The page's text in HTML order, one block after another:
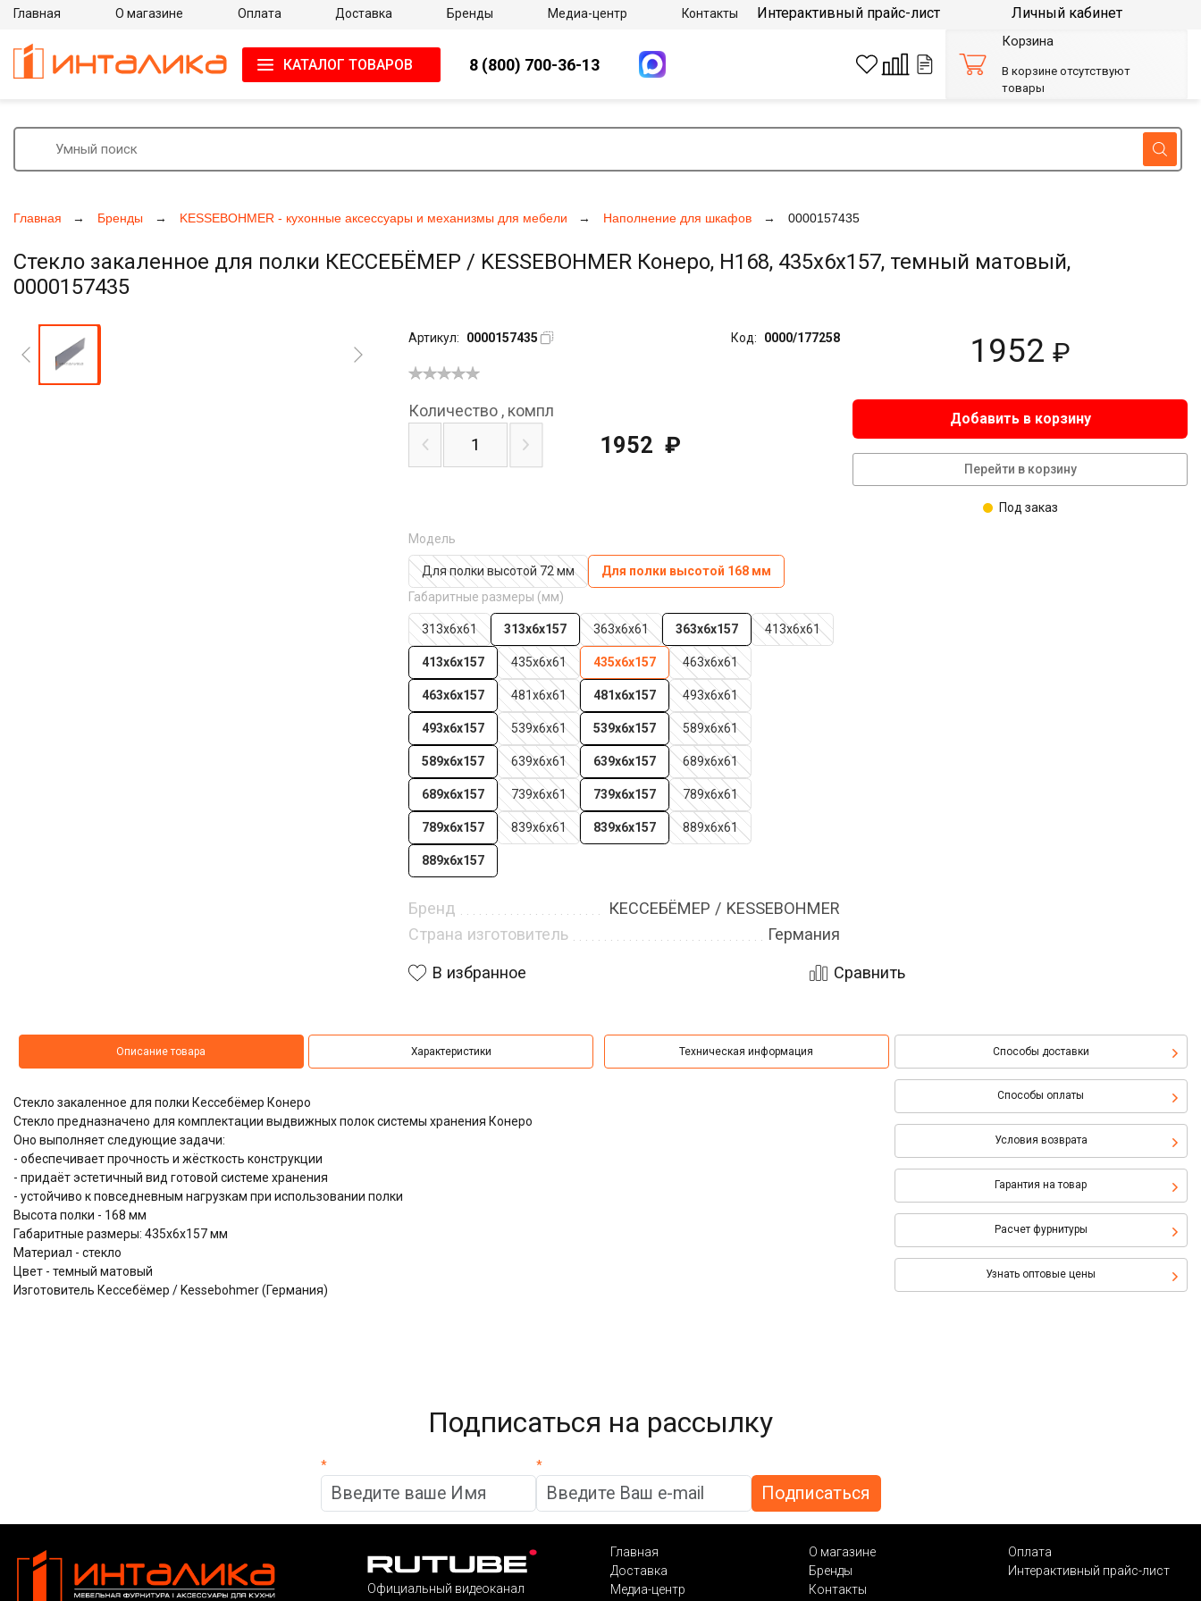
Главная Бренды KESSEBOHMER - кухонные аксессуары и механизмы для мебели Наполнение для шкафов 0000157435
Стекло закаленное для полки КЕССЕБЁМЕР / KESSEBOHMER Конеро, H168, 435х6х157, темный матовый,
0000157435
Артикул: 0000157435 Код: 0000/177258 1952 ₽
Модель
Для полки высотой 72 мм
Для полки высотой 168 мм
Габаритные размеры (мм)
313х6х61 313х6х157 363х6х61 363х6х157 413х6х61
413х6х157 435х6х61 435х6х157 463х6х61
463х6х157 481х6х61 481х6х157 493х6х61
493х6х157 539х6х61 539х6х157 589х6х61
589х6х157 639х6х61 639х6х157 689х6х61
689х6х157 739х6х61 739х6х157 789х6х61
789х6х157 839х6х61 839х6х157 889х6х61
889х6х157
Бренд
КЕССЕБЁМЕР / KESSEBOHMER
Страна изготовитель
Германия
Количество , компл
1952 ₽
Добавить в корзину
Перейти в корзину
Под заказ
В избранное Сравнить
Описание товара Характеристики Техническая информация Способы доставки
Способы оплаты
Условия возврата
Гарантия на товар
Расчет фурнитуры
Узнать оптовые цены
Стекло закаленное для полки Кессебёмер Конеро
Стекло предназначено для комплектации выдвижных полок системы хранения Конеро
Оно выполняет следующие задачи:
- обеспечивает прочность и жёсткость конструкции
- придаёт эстетичный вид готовой системе хранения
- устойчиво к повседневным нагрузкам при использовании полки
Высота полки - 168 мм
Габаритные размеры: 435х6х157 мм
Материал - стекло
Цвет - темный матовый
Изготовитель Кессебёмер / Kessebohmer (Германия)
Главная О магазине Оплата Доставка Бренды Медиа-центр Контакты Интерактивный прайс-лист Личный кабинет
КАТАЛОГ ТОВАРОВ 8 (800) 700-36-13
Корзина
В корзине отсутствуют
товары
Подписаться на рассылку
* *
Официальный видеоканал
Главная О магазине
Оплата
Доставка
Бренды
Интерактивный прайс-лист
Медиа-центр
Контакты